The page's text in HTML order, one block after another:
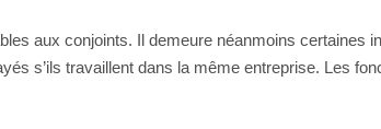
aux conjoints. Il demeure néanmoins certaines
s’ils travaillent dans la même entreprise. Les